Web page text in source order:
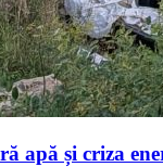
apă și criza